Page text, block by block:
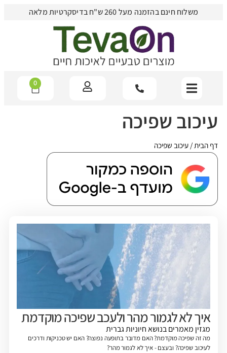
משלוח חינם בהזמנה מעל 260 ש"ח בדיסקרטיות מלאה
0
עיכוב שפיכה
דף הבית/ עיכוב שפיכה
איך לא לגמור מהר ולעכב שפיכה מוקדמת
מגזין מאמרים בנושא חיוניות גברית
מה זה שפיכה מוקדמת? האם מדובר בתופעה נפוצה? האם יש טכניקות ודרכים
לעיכוב שפיכה? ובעצם - איך לא לגמור מהר?